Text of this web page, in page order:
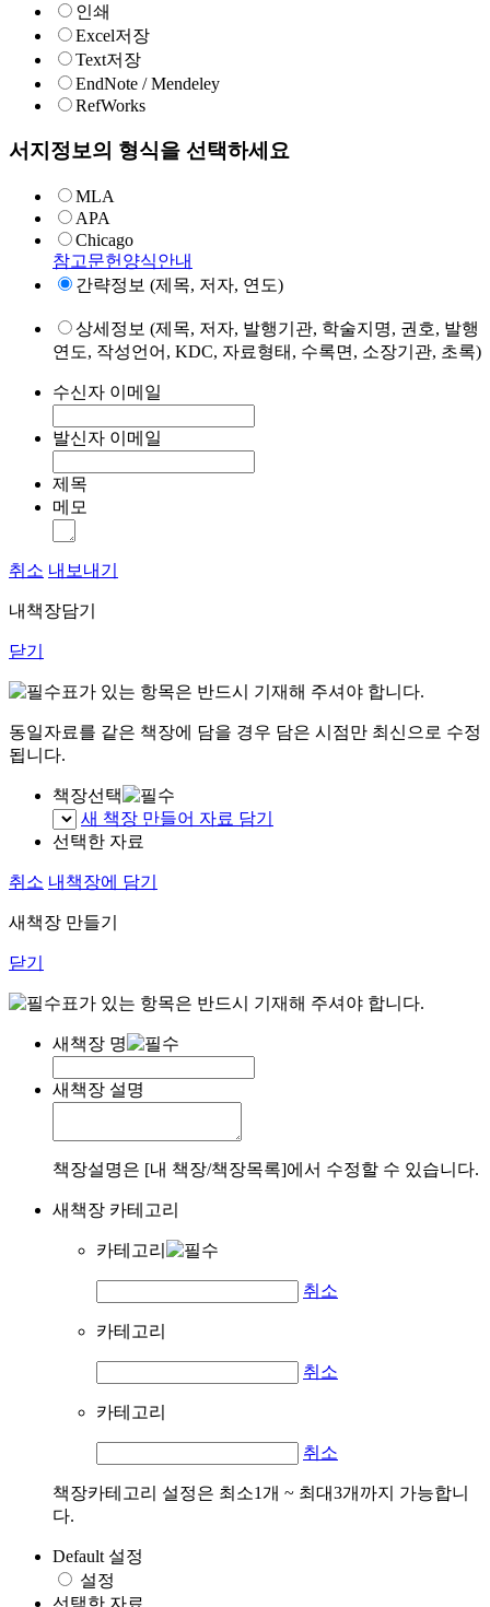
인쇄
Excel저장
Text저장
EndNote / Mendeley
RefWorks
서지정보의 형식을 선택하세요
MLA
APA
Chicago
참고문헌양식안내
간략정보 (제목, 저자, 연도)
상세정보 (제목, 저자, 발행기관, 학술지명, 권호, 발행
연도, 작성언어, KDC, 자료형태, 수록면, 소장기관, 초록)
수신자 이메일
발신자 이메일
제목
메모
취소 내보내기
내책장담기
닫기
표가 있는 항목은 반드시 기재해 주셔야 합니다.
동일자료를 같은 책장에 담을 경우 담은 시점만 최신으로 수정
됩니다.
책장선택
새 책장 만들어 자료 담기
선택한 자료
취소 내책장에 담기
새책장 만들기
닫기
표가 있는 항목은 반드시 기재해 주셔야 합니다.
새책장 명
새책장 설명
책장설명은 [내 책장/책장목록]에서 수정할 수 있습니다.
새책장 카테고리
카테고리
취소
카테고리
취소
카테고리
취소
책장카테고리 설정은 최소1개 ~ 최대3개까지 가능합니
다.
Default 설정
설정